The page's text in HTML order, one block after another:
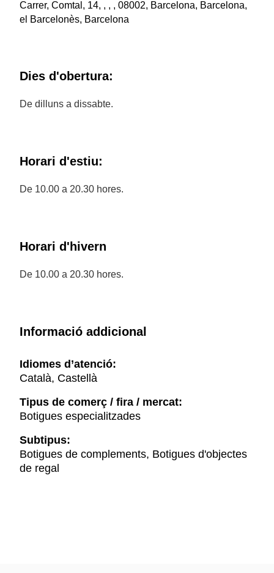
Carrer, Comtal, 14, , , , 08002, Barcelona, Barcelona,
el Barcelonès, Barcelona
Dies d'obertura:
De dilluns a dissabte.
Horari d'estiu:
De 10.00 a 20.30 hores.
Horari d'hivern
De 10.00 a 20.30 hores.
Informació addicional
Idiomes d’atenció:
Català, Castellà
Tipus de comerç / fira / mercat:
Botigues especialitzades
Subtipus:
Botigues de complements, Botigues d'objectes
de regal